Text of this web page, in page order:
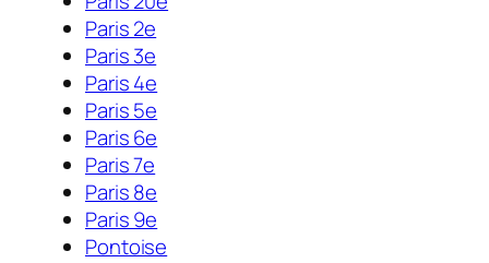
Paris 2e
Paris 3e
Paris 4e
Paris 5e
Paris 6e
Paris 7e
Paris 8e
Paris 9e
Pontoise